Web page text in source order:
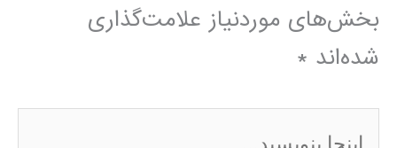
بخش‌های موردنیاز علامت‌گذاری
شده‌اند *
اینجا